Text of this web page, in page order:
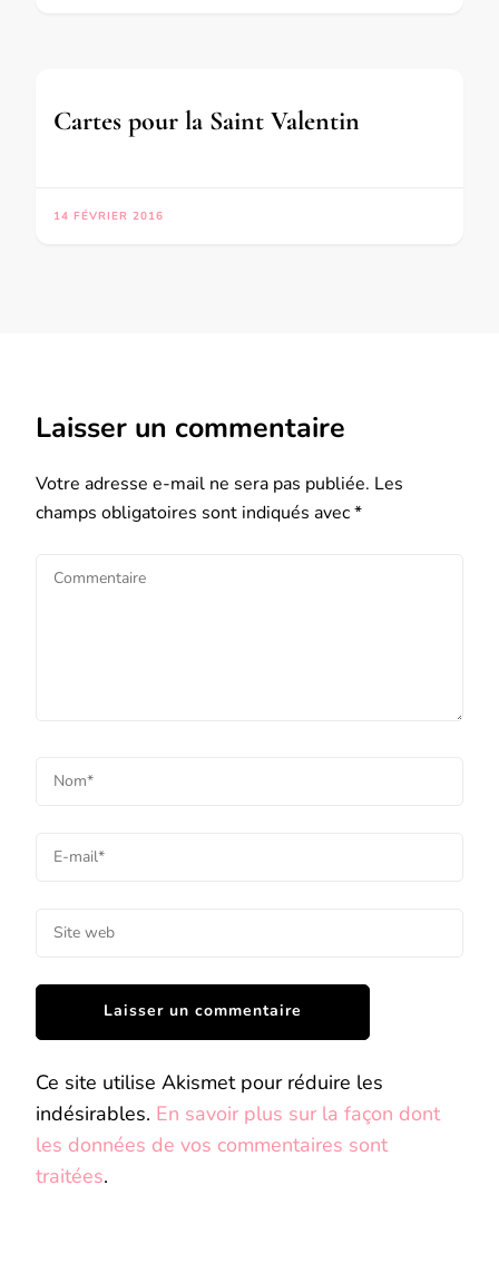
Cartes pour la Saint Valentin
14 FÉVRIER 2016
Laisser un commentaire
Votre adresse e-mail ne sera pas publiée. Les
champs obligatoires sont indiqués avec*
Ce site utilise Akismet pour réduire les
indésirables. En savoir plus sur la façon dont
les données de vos commentaires sont
traitées.